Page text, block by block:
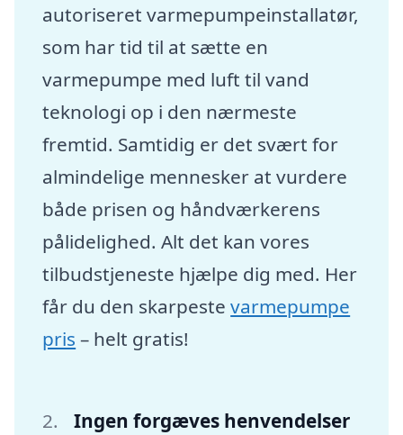
autoriseret varmepumpeinstallatør,
som har tid til at sætte en
varmepumpe med luft til vand
teknologi op i den nærmeste
fremtid. Samtidig er det svært for
almindelige mennesker at vurdere
både prisen og håndværkerens
pålidelighed. Alt det kan vores
tilbudstjeneste hjælpe dig med. Her
får du den skarpestevarmepumpe
pris – helt gratis!
Ingen forgæves henvendelser